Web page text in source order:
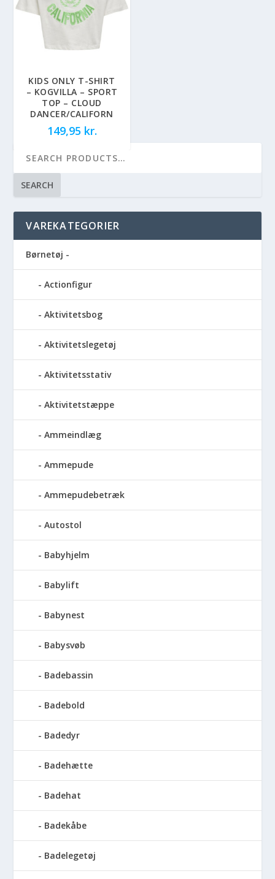
KIDS ONLY T-SHIRT
– KOGVILLA – SPORT
TOP – CLOUD
DANCER/CALIFORN
149,95 kr.
SEARCH
VAREKATEGORIER
Børnetøj -
Actionfigur
Aktivitetsbog
Aktivitetslegetøj
Aktivitetsstativ
Aktivitetstæppe
Ammeindlæg
Ammepude
Ammepudebetræk
Autostol
Babyhjelm
Babylift
Babynest
Babysvøb
Badebassin
Badebold
Badedyr
Badehætte
Badehat
Badekåbe
Badelegetøj